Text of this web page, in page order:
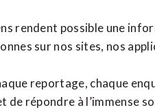
rendent possible une
sur nos sites, nos
reportage, chaque
de répondre à l’immense